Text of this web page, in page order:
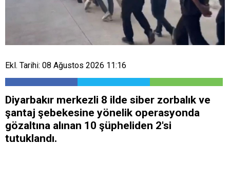
Ekl. Tarihi: 08 Ağustos 2026 11:16
Diyarbakır merkezli 8 ilde siber zorbalık ve
şantaj şebekesine yönelik operasyonda
gözaltına alınan 10 şüpheliden 2'si
tutuklandı.